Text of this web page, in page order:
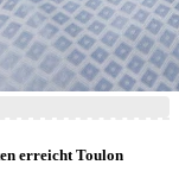
erreicht Toulon